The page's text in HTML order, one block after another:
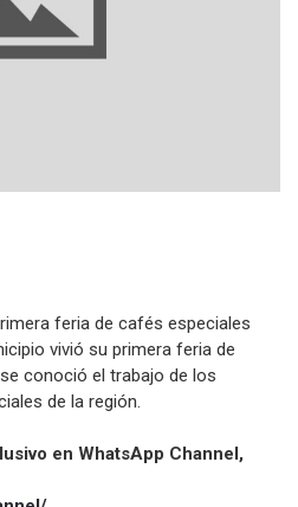
feria de cafés especiales
vivió su primera feria de
conoció el trabajo de los
de la región.
en WhatsApp Channel,